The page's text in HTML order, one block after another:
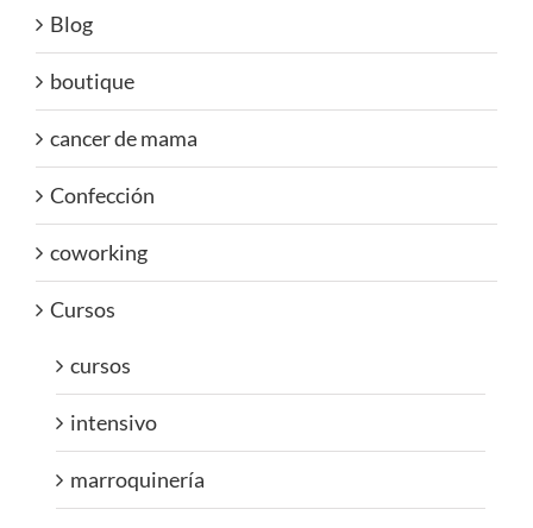
Blog
boutique
cancer de mama
Confección
coworking
Cursos
cursos
intensivo
marroquinería